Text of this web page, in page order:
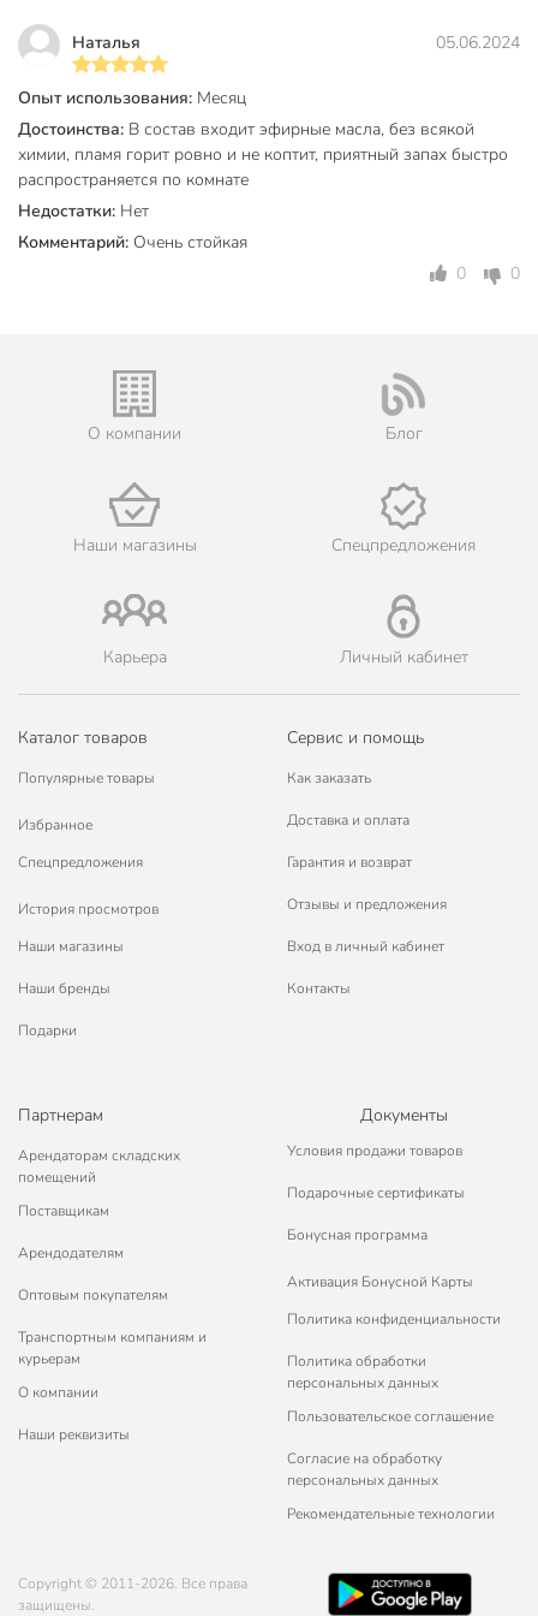
Диаметр, см
Количество в упаковке, шт
Бренд
Ivlev Chef
Страна производства
Новый год
Пасха
с крышкой
подарочная
упаковка
Аромат
пачули
ароматический
декоративный
в стакане
круглый
Вид фитиля
хлопковый
Состав свечи
парафин
Артикул производителя
844-122
Вес в упаковке
720 г
Габариты упаковки
14 x 9 x 9 см
Наталья 05.06.2024
Опыт использования: Месяц
Достоинства: В состав входит эфирные масла, без всякой
химии, пламя горит ровно и не коптит, приятный запах быстро
распространяется по комнате
Недостатки: Нет
Комментарий: Очень стойкая
0
0
О компании Блог
Наши магазины Спецпредложения
Карьера Личный кабинет
Каталог товаров
Популярные товары
Избранное
Спецпредложения
История просмотров
Наши магазины
Наши бренды
Подарки
Сервис и помощь
Как заказать
Доставка и оплата
Гарантия и возврат
Отзывы и предложения
Вход в личный кабинет
Контакты
Партнерам
Арендаторам складских
помещений
Поставщикам
Арендодателям
Оптовым покупателям
Транспортным компаниям и
курьерам
О компании
Наши реквизиты
Документы
Условия продажи товаров
Подарочные сертификаты
Бонусная программа
Активация Бонусной Карты
Политика конфиденциальности
Политика обработки
персональных данных
Пользовательское соглашение
Согласие на обработку
персональных данных
Рекомендательные технологии
Copyright © 2011-2026. Все права
защищены.